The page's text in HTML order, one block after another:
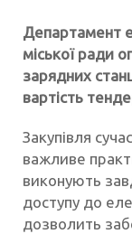
Департамент
міської ради
зарядних
вартість
Закупівля
важливе
виконують
доступу до
дозволить